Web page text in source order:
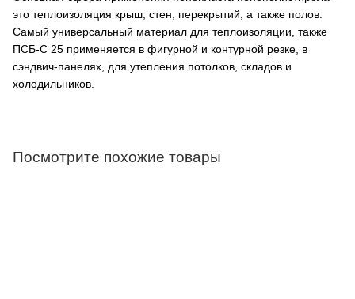
это теплоизоляция крыш, стен, перекрытий, а также полов.
Самый универсальный материал для теплоизоляции, также
ПСБ-С 25 применяется в фигурной и контурной резке, в
сэндвич-панелях, для утепления потолков, складов и
холодильников.
Посмотрите похожие товары